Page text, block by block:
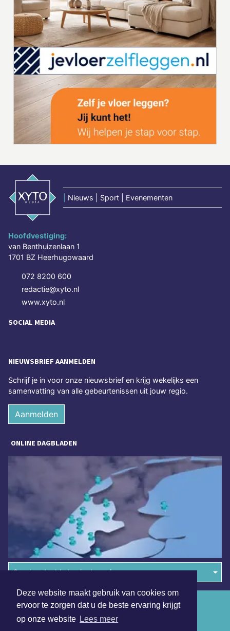
Deze website maakt gebruik van cookies om
ervoor te zorgen dat u de beste ervaring krijgt
op onze website Lees meer
Nieuws | Sport | Evenementen
Hoofdvestiging:
van Benthuizenlaan 1
1701 BZ Heerhugowaard
072 8200 600
redactie@xyto.nl
www.xyto.nl
SOCIAL MEDIA
NIEUWSBRIEF AANMELDEN
Schrijf je in voor onze nieuwsbrief en krijg wekelijks een
samenvatting van alle gebeurtenissen uit jouw regio.
Aanmelden
ONLINE DAGBLADEN
Overige dagbladen in de regio
Algemene voorwaarden
Disclaimer